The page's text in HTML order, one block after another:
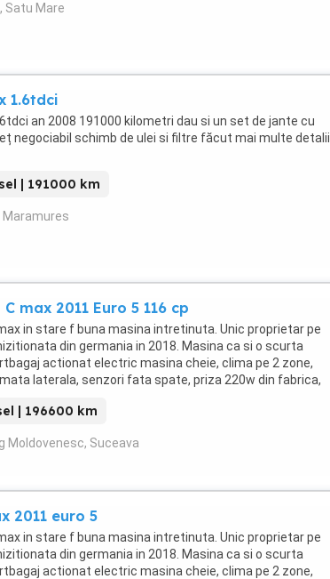
Satu Mare
1.6tdci
an 2008 191000 kilometri dau si un set de jante cu
negociabil schimb de ulei si filtre făcut mai multe detalii
| 191000 km
Maramures
max 2011 Euro 5 116 cp
in stare f buna masina intretinuta. Unic proprietar pe
din germania in 2018. Masina ca si o scurta
actionat electric masina cheie, clima pe 2 zone,
laterala, senzori fata spate, priza 220w din fabrica,
| 196600 km
Moldovenesc, Suceava
2011 euro 5
in stare f buna masina intretinuta. Unic proprietar pe
din germania in 2018. Masina ca si o scurta
actionat electric masina cheie, clima pe 2 zone,